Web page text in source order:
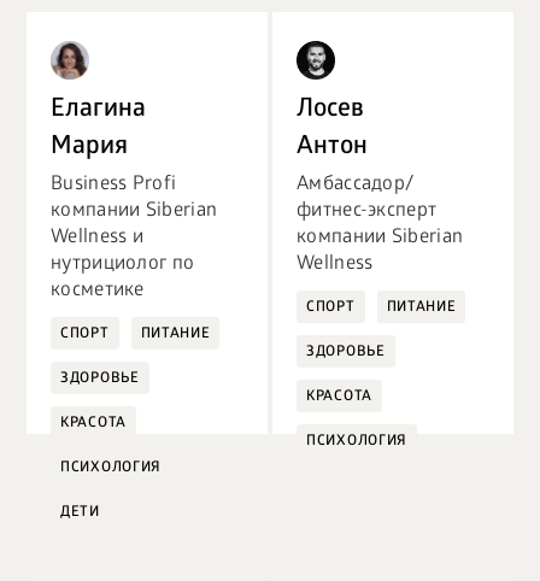
Елагина
Мария
Business Profi
компании Siberian
Wellness и
нутрициолог по
косметике
СПОРТ ПИТАНИЕ
ЗДОРОВЬЕ
КРАСОТА
ПСИХОЛОГИЯ
ДЕТИ
Лосев
Антон
Амбассадор/
фитнес-эксперт
компании Siberian
Wellness
СПОРТ ПИТАНИЕ
ЗДОРОВЬЕ
КРАСОТА
ПСИХОЛОГИЯ